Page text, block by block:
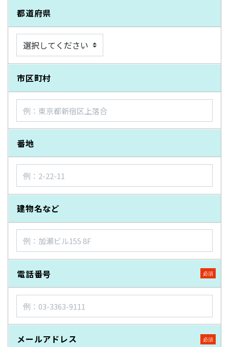
都道府県
市区町村
番地
建物名など
電話番号
メールアドレス